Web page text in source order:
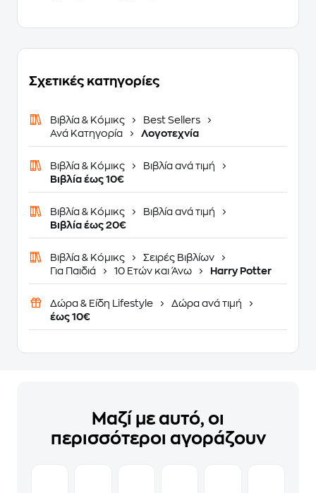
Σχετικές κατηγορίες
Βιβλία & Κόμικς
Best Sellers
Ανά Κατηγορία
Λογοτεχνία
Βιβλία & Κόμικς
Βιβλία ανά τιμή
Βιβλία έως 10€
Βιβλία & Κόμικς
Βιβλία ανά τιμή
Βιβλία έως 20€
Βιβλία & Κόμικς
Σειρές Βιβλίων
Για Παιδιά
10 Ετών και Άνω Harry Potter
Δώρα & Είδη Lifestyle
Δώρα ανά τιμή
έως 10€
Μαζί με αυτό, οι
περισσότεροι αγοράζουν